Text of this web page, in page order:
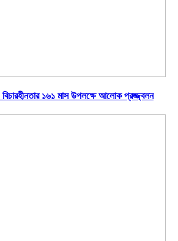
বিচারহীনতার ১৬১ মাস উপলক্ষে আলোক প্রজ্জ্বলন